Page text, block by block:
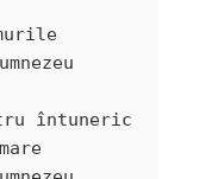
întuneric